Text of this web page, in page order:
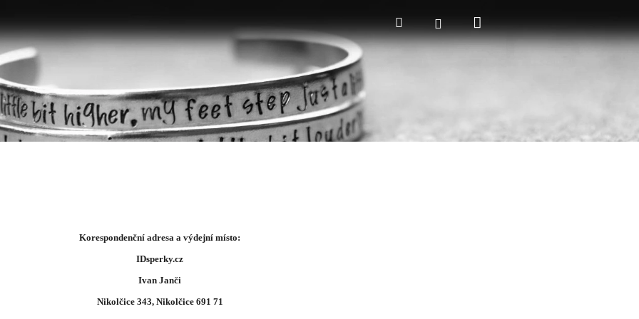
HledatPřihlášeníNákupní
košík
Korespondenční adresa a výdejní místo:
IDsperky.cz
Ivan Janči
Nikolčice 343, Nikolčice 691 71